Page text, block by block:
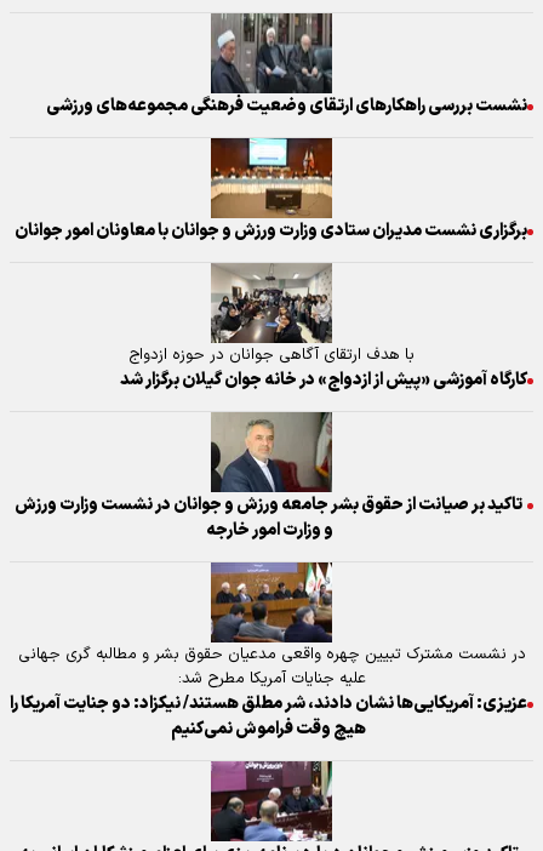
نشست بررسی راهکار‌های ارتقای وضعیت فرهنگی مجموعه‌های ورزشی
برگزاری نشست مدیران ستادی وزارت ورزش و جوانان با معاونان امور جوانان
با هدف ارتقای آگاهی جوانان در حوزه ازدواج
کارگاه آموزشی «پیش از ازدواج» در خانه جوان گیلان برگزار شد
تاکید بر صیانت از حقوق بشر جامعه ورزش و جوانان در نشست وزارت ورزش
و وزارت امور خارجه
در نشست مشترک تبیین چهره واقعی مدعیان حقوق بشر و مطالبه گری جهانی
علیه جنایات آمریکا مطرح شد:
عزیزی: آمریکایی‌ها نشان دادند، شر مطلق هستند/ نیکزاد: دو جنایت آمریکا را
هیچ وقت فراموش نمی‌کنیم